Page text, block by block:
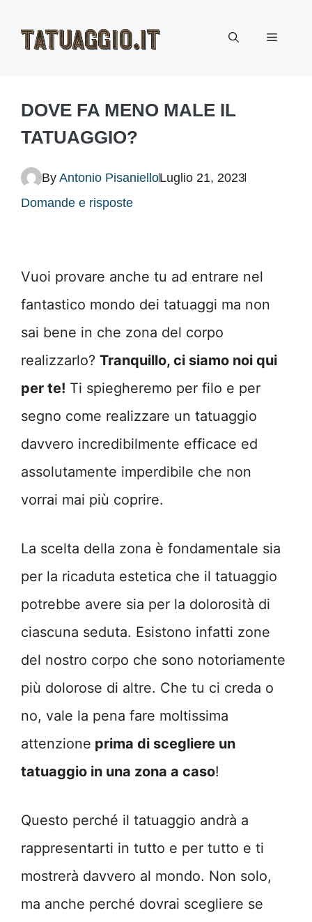
Menu
DOVE FA MENO MALE IL
TATUAGGIO?
By Antonio PisanielloLuglio 21, 2023
Domande e risposte
Vuoi provare anche tu ad entrare nel
fantastico mondo dei tatuaggi ma non
sai bene in che zona del corpo
realizzarlo? Tranquillo, ci siamo noi qui
per te! Ti spiegheremo per filo e per
segno come realizzare un tatuaggio
davvero incredibilmente efficace ed
assolutamente imperdibile che non
vorrai mai più coprire.
La scelta della zona è fondamentale sia
per la ricaduta estetica che il tatuaggio
potrebbe avere sia per la dolorosità di
ciascuna seduta. Esistono infatti zone
del nostro corpo che sono notoriamente
più dolorose di altre. Che tu ci creda o
no, vale la pena fare moltissima
attenzione prima di scegliere un
tatuaggio in una zona a caso!
Questo perché il tatuaggio andrà a
rappresentarti in tutto e per tutto e ti
mostrerà davvero al mondo. Non solo,
ma anche perché dovrai scegliere se